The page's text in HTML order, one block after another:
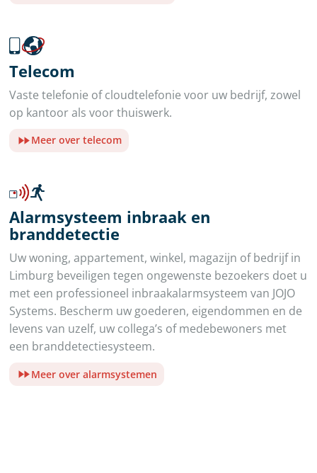
Telecom
Vaste telefonie of cloudtelefonie voor uw bedrijf, zowel
op kantoor als voor thuiswerk.
Meer over telecom
Alarmsysteem inbraak en
branddetectie
Uw woning, appartement, winkel, magazijn of bedrijf in
Limburg beveiligen tegen ongewenste bezoekers doet u
met een professioneel inbraakalarmsysteem van JOJO
Systems. Bescherm uw goederen, eigendommen en de
levens van uzelf, uw collega’s of medebewoners met
een branddetectiesysteem.
Meer over alarmsystemen